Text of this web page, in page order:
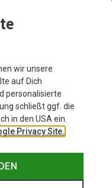
Sie besitzen
Wärmekragen.
8 bis 15 Grad
wir unsere
auf Dich
personalisierte
schließt ggf. die
in den USA ein.
Privacy Site.